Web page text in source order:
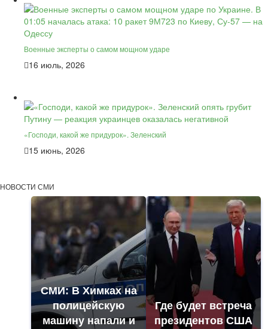
Военные эксперты о самом мощном ударе
16 июль, 2026
«Господи, какой же придурок». Зеленский
15 июнь, 2026
НОВОСТИ СМИ
СМИ: В Химках на
полицейскую
машину напали и
Где будет встреча
президентов США